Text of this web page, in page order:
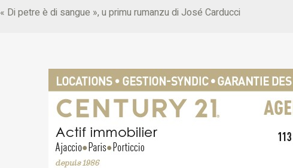
« Di petre è di sangue », u primu rumanzu di José Carducci